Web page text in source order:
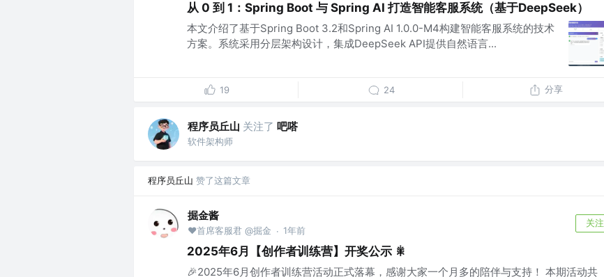
从 0 到 1：Spring Boot 与 Spring AI 打造智能客服系统（基于DeepSeek）
本文介绍了基于Spring Boot 3.2和Spring AI 1.0.0-M4构建智能客服系统的技术
方案。系统采用分层架构设计，集成DeepSeek API提供自然语言...
19 24 分享
程序员丘山 关注了 吧嗒
软件架构师
程序员丘山 赞了这篇文章
掘金酱
❤首席客服君 @掘金 · 1年前
关注
2025年6月【创作者训练营】开奖公示 🎇
🎉2025年6月创作者训练营活动正式落幕，感谢大家一个月多的陪伴与支持！ 本期活动共